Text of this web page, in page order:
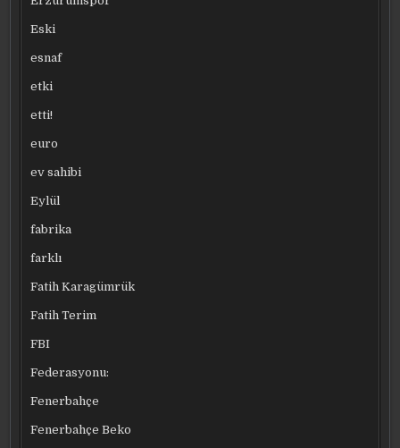
Eski
esnaf
etki
etti!
euro
ev sahibi
Eylül
fabrika
farklı
Fatih Karagümrük
Fatih Terim
FBI
Federasyonu:
Fenerbahçe
Fenerbahçe Beko